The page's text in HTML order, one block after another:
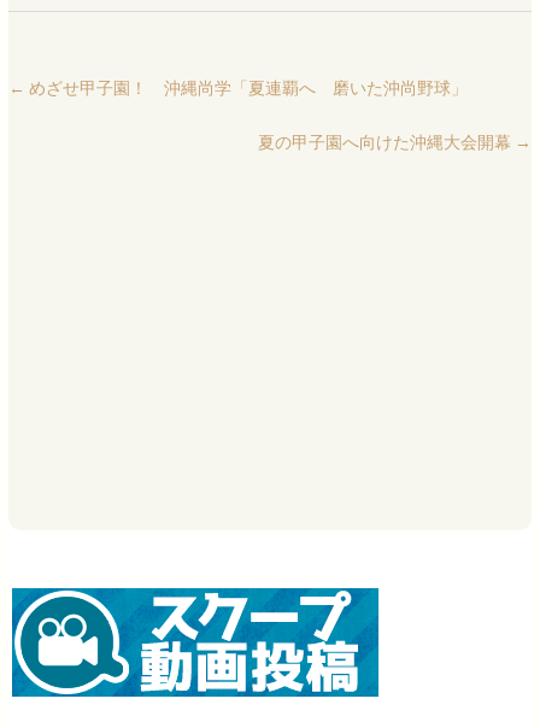
← めざせ甲子園！ 沖縄尚学「夏連覇へ 磨いた沖尚野球」
夏の甲子園へ向けた沖縄大会開幕 →